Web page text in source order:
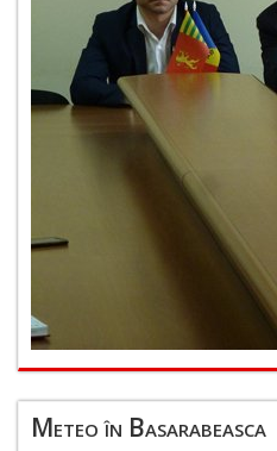
Meteo în Basarabeasca